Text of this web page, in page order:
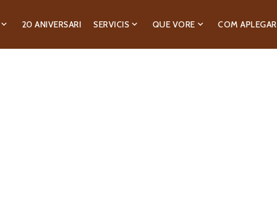
20 ANIVERSARI SERVICIS QUE VORE COM APLEGAR